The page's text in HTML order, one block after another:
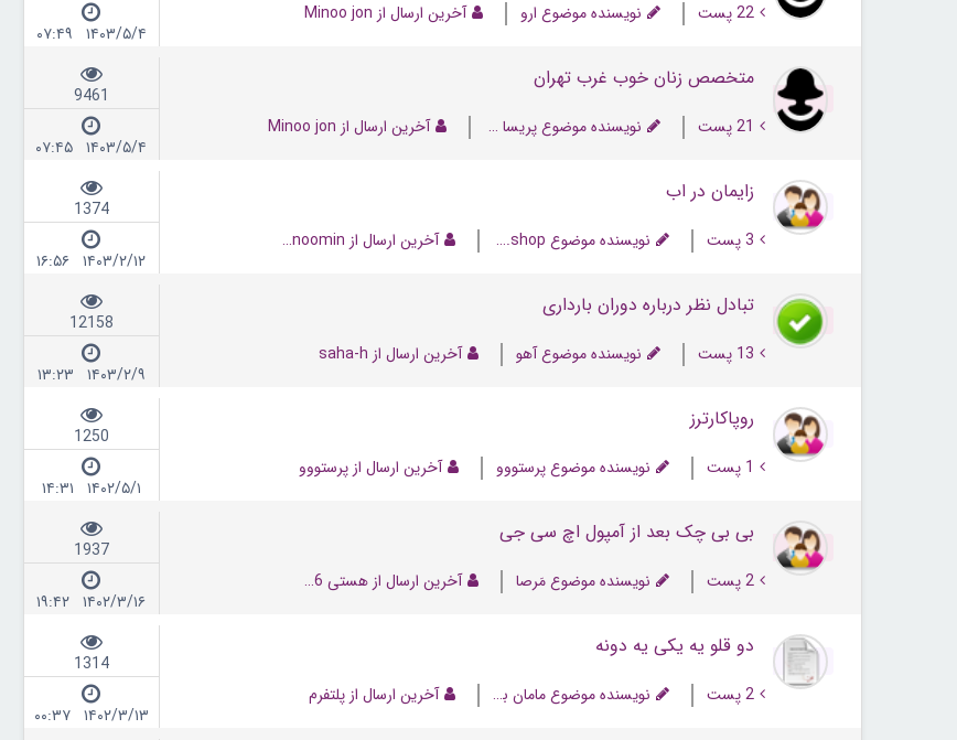
22 پست نویسنده موضوع ارو آخرین ارسال از Minoo jon
۱۴۰۳/۵/۴ ۰۷:۴۹
متخصص زنان خوب غرب تهران
21 پست نویسنده موضوع پريسا زهدي آخرین ارسال از Minoo jon
9461
۱۴۰۳/۵/۴ ۰۷:۴۵
زایمان در اب
3 پست نویسنده موضوع allurestore.shop آخرین ارسال از banoomin
1374
۱۴۰۳/۲/۱۲ ۱۶:۵۶
تبادل نظر درباره دوران بارداری
13 پست نویسنده موضوع آهو آخرین ارسال از saha-h
12158
۱۴۰۳/۲/۹ ۱۳:۲۳
روپاکارترز
1 پست نویسنده موضوع پرستووو آخرین ارسال از پرستووو
1250
۱۴۰۲/۵/۱ ۱۴:۳۱
بی بی چک بعد از آمپول اچ سی جی
2 پست نویسنده موضوع مَرصا آخرین ارسال از هستی 1376
1937
۱۴۰۲/۳/۱۶ ۱۹:۴۲
دو قلو یه یکی یه دونه
2 پست نویسنده موضوع مامان بهاری آخرین ارسال از پلتفرم
1314
۱۴۰۲/۳/۱۳ ۰۰:۳۷